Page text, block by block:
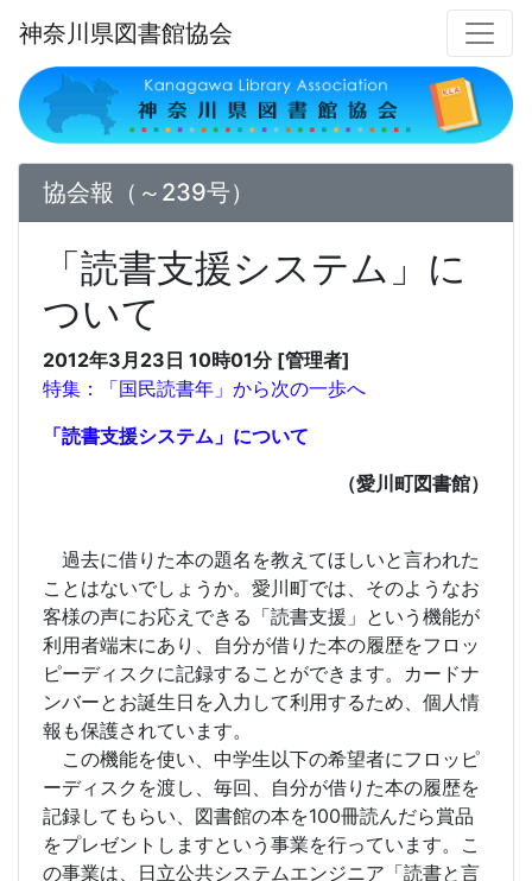
神奈川県図書館協会
協会報（～239号）
「読書支援システム」に
ついて
2012年3月23日 10時01分 [管理者]
特集：「国民読書年」から次の一歩へ
「読書支援システム」について
（愛川町図書館）
過去に借りた本の題名を教えてほしいと言われた
ことはないでしょうか。愛川町では、そのようなお
客様の声にお応えできる「読書支援」という機能が
利用者端末にあり、自分が借りた本の履歴をフロッ
ピーディスクに記録することができます。カードナ
ンバーとお誕生日を入力して利用するため、個人情
報も保護されています。
この機能を使い、中学生以下の希望者にフロッピ
ーディスクを渡し、毎回、自分が借りた本の履歴を
記録してもらい、図書館の本を100冊読んだら賞品
をプレゼントしますという事業を行っています。こ
の事業は、日立公共システムエンジニア「読書と言